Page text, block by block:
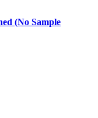
(No Sample